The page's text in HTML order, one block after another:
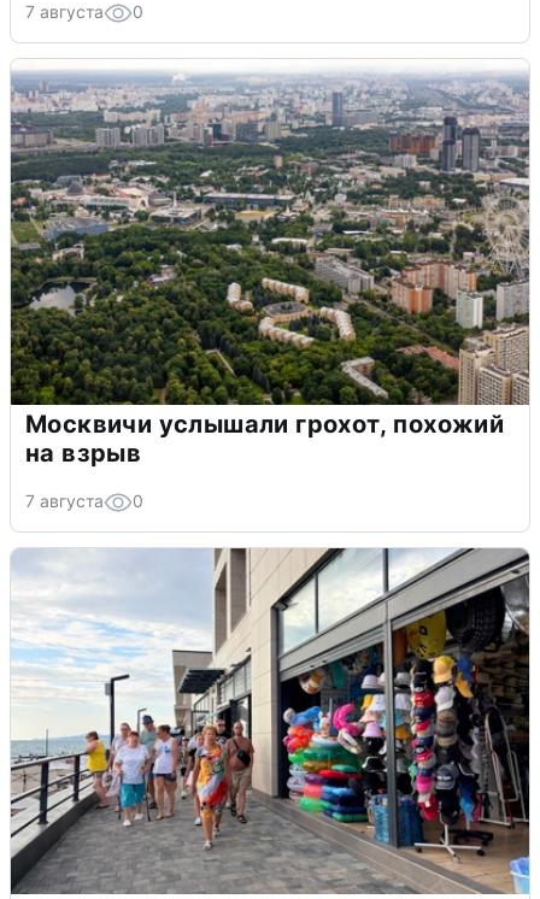
7 августа 0
Москвичи услышали грохот, похожий
на взрыв
7 августа 0